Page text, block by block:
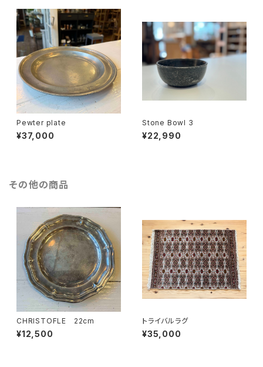
Pewter plate
¥37,000
Stone Bowl 3
¥22,990
その他の商品
CHRISTOFLE 22cm
¥12,500
トライバルラグ
¥35,000